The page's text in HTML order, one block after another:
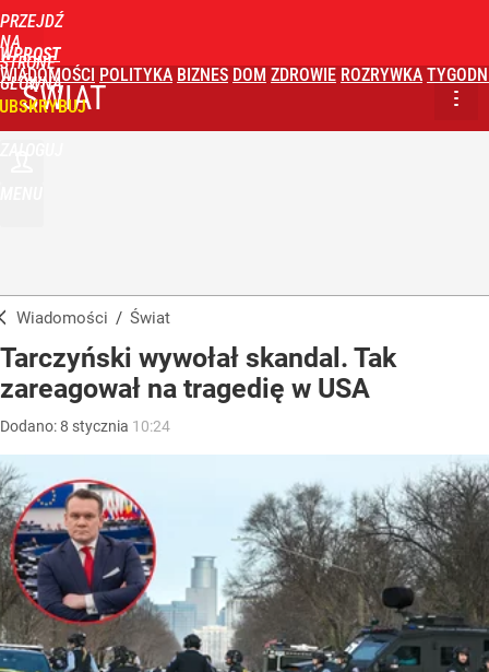
PRZEJDŹ
NA
STRONĘ
GŁÓWNĄ
WPROST
WIADOMOŚCI POLITYKA BIZNES DOM ZDROWIE ROZRYWKA
ŚWIAT
Wiadomości / Świat
Tarczyński wywołał skandal. Tak
zareagował na tragedię w USA
Dodano:8 stycznia 10:24